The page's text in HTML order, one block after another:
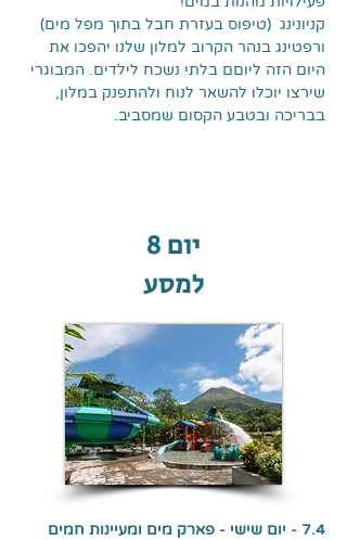
קניונינג (טיפוס בעזרת חבל בתוך מפל מים)
ורפטינג בנהר הקרוב למלון שלנו יהפכו את
היום הזה ליוםם בלתי נשכח לילדים. המבוגרי
שירצו יוכלו להשאר לנוח ולהתפנק במלון,
בבריכה ובטבע הקסום שמסביב.
יום 8
למסע
7.4 - יום שישי - פארק מים ומעיינות חמים